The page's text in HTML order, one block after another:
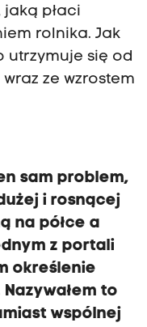
płaci
rolnika. Jak
utrzymuje się od
ze wzrostem
sam problem,
i rosnącej
na półce a
z portali
określenie
to
wspólnej